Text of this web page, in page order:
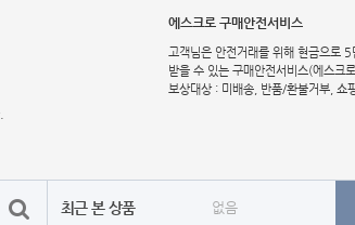
에스크로 구매안전서비스
고객님은 안전거래를 위해 현금으로
받을 수 있는 구매안전서비스(에스크
보상대상 : 미배송, 반품/환불거부, 쇼
최근 본 상품 없음